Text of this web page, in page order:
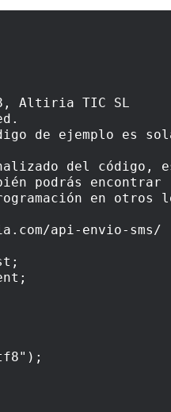
Altiria TIC SL
de ejemplo es
del código,
podrás encontrar
en
api-envio-sms/